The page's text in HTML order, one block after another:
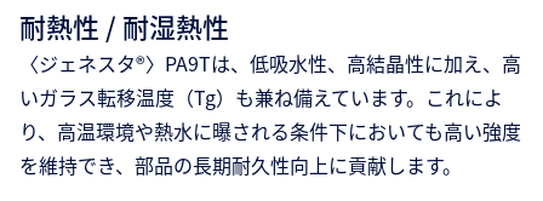
耐熱性 / 耐湿熱性
〈ジェネスタ®〉PA9Tは、低吸水性、高結晶性に加え、高
いガラス転移温度（Tg）も兼ね備えています。これによ
り、高温環境や熱水に曝される条件下においても高い強度
を維持でき、部品の長期耐久性向上に貢献します。